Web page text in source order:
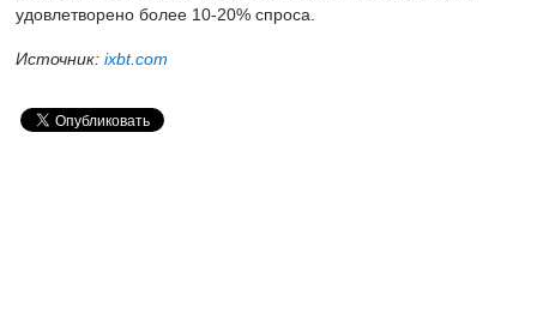
удовлетворено более 10-20% спроса.
Источник: ixbt.com